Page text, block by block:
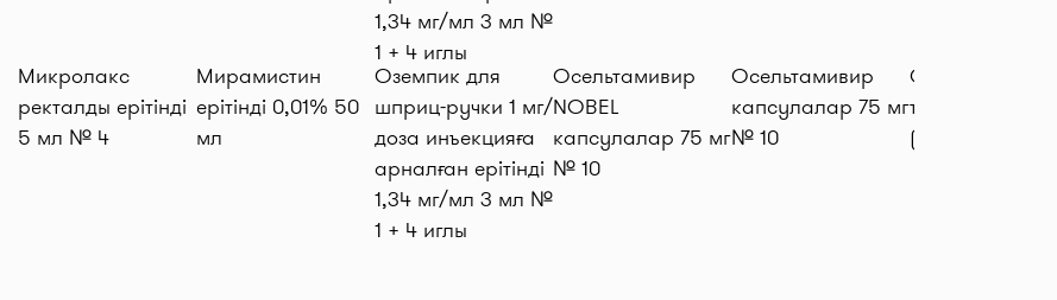
Микролакс
ректалды ерітінді
5 мл № 4
Мирамистин
ерітінді 0,01% 50
мл
Оземпик для
шприц-ручки 1 мг/
доза инъекцияға
арналған ерітінді
1,34 мг/мл 3 мл №
1 + 4 иглы
Осельтамивир
NOBEL
капсулалар 75 мг
№ 10
Осельтамивир
капсулалар 75 мг
№ 10
Отипакс
тамшылар 15 мл
(16 гр)